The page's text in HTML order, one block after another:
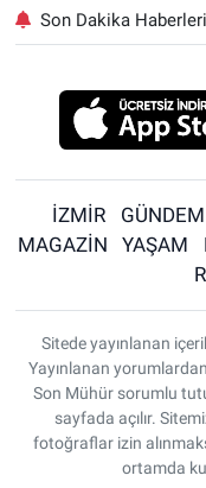
Son Dakika Haberleri
İZMİR GÜNDEM
MAGAZİN
YAŞAM
Sitede yayınlanan
Yayınlanan
Son Mühür sorumlu
sayfada açılır.
fotoğraflar izin
ortamda